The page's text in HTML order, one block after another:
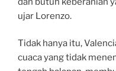
ujar Lorenzo.
Tidak hanya itu,
cuaca yang tidak